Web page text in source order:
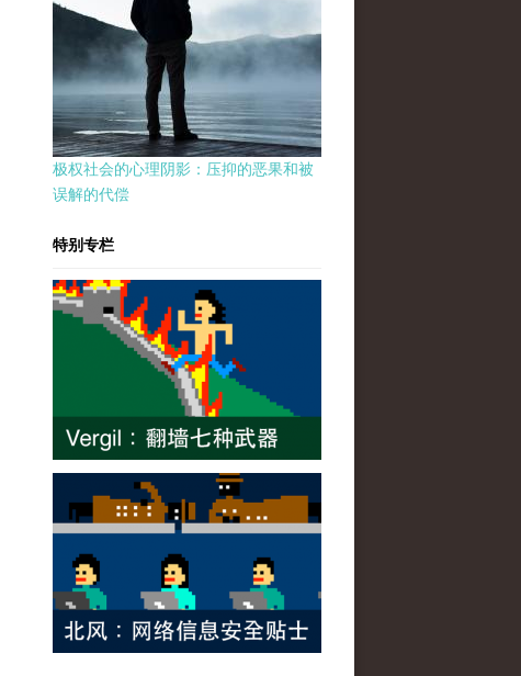
极权社会的心理阴影：压抑的恶果和被
误解的代偿
特别专栏